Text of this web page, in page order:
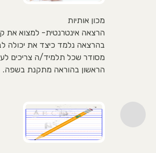
מכון אותיות
הרצאה אינטרנטית- למצוא את
בהרצאה נלמד כיצד את יכולה
מסודר שכל תלמיד/ה צריכים
הראשון בהוראה מתקנת בשפה.